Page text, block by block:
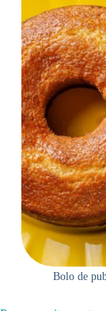
Bolo de